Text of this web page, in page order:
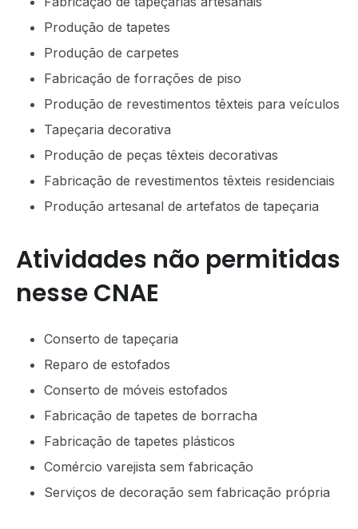
Produção de tapetes
Produção de carpetes
Fabricação de forrações de piso
Produção de revestimentos têxteis para veículos
Tapeçaria decorativa
Produção de peças têxteis decorativas
Fabricação de revestimentos têxteis residenciais
Produção artesanal de artefatos de tapeçaria
Atividades não permitidas
nesse CNAE
Conserto de tapeçaria
Reparo de estofados
Conserto de móveis estofados
Fabricação de tapetes de borracha
Fabricação de tapetes plásticos
Comércio varejista sem fabricação
Serviços de decoração sem fabricação própria